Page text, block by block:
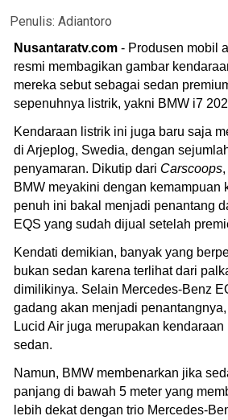
Penulis: Adiantoro
Nusantaratv.com - Produsen mobil
resmi membagikan gambar
mereka sebut sebagai sedan
sepenuhnya listrik, yakni BMW i7
Kendaraan listrik ini juga baru saja
di Arjeplog, Swedia, dengan
penyamaran. Dikutip dari Carscoops
BMW meyakini dengan kemampuan
penuh ini bakal menjadi penantang
EQS yang sudah dijual setelah
Kendati demikian, banyak yang
bukan sedan karena terlihat dari
dimilikinya. Selain Mercedes-Benz
gadang akan menjadi
Lucid Air juga merupakan
sedan.
Namun, BMW membenarkan jika
panjang di bawah 5 meter yang
lebih dekat dengan trio Mercedes-